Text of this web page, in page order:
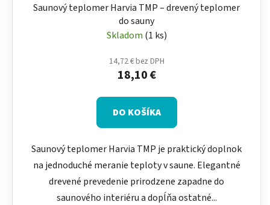
Saunový teplomer Harvia TMP – drevený teplomer
do sauny
Skladom (1 ks)
14,72 € bez DPH
18,10 €
DO KOŠÍKA
Saunový teplomer Harvia TMP je praktický doplnok
na jednoduché meranie teploty v saune. Elegantné
drevené prevedenie prirodzene zapadne do
saunového interiéru a dopĺňa ostatné...